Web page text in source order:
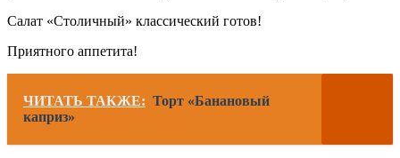
Салат «Столичный» классический готов!
Приятного аппетита!
ЧИТАТЬ ТАКЖЕ: Торт «Банановый
каприз»